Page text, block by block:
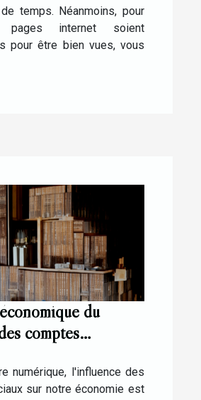
temps. Néanmoins, pour
internet soient
pour être bien vues, vous
du
comptes
numérique, l'influence des
sur notre économie est